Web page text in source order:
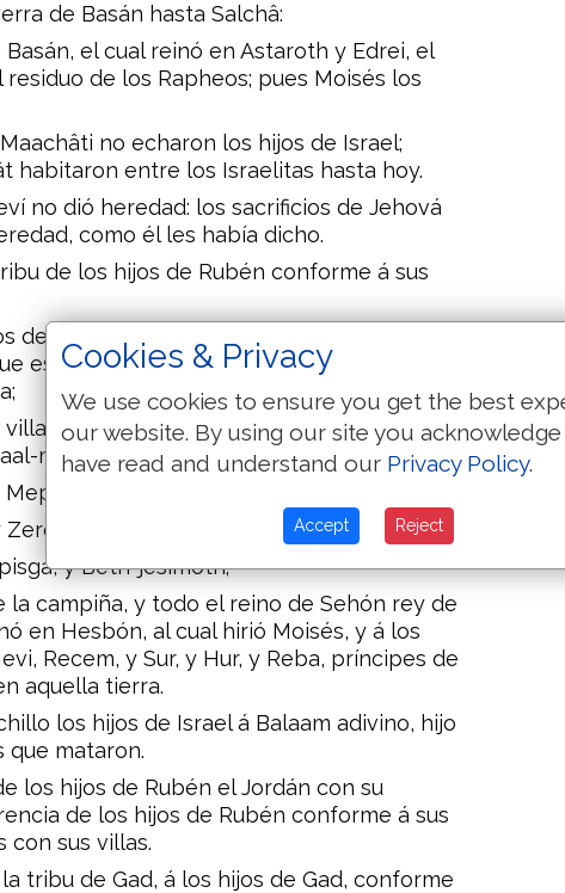
de Basán hasta Salchâ:
el cual reinó en Astaroth y Edrei, el
de los Rapheos; pues Moisés los
no echaron los hijos de Israel;
habitaron entre los Israelitas hasta hoy.
no dió heredad: los sacrificios de Jehová
como él les había dicho.
de los hijos de Rubén conforme á sus
desde Aroer, que está á la orilla del arroyo
está en medio del arroyo, y toda la
que están en la llanura; Dibón, y
meón;
Zerethshahar en el monte del valle;
y Beth-jesimoth;
la campiña, y todo el reino de Sehón rey de
en Hesbón, al cual hirió Moisés, y á los
Recem, y Sur, y Hur, y Reba, príncipes de
aquella tierra.
los hijos de Israel á Balaam adivino, hijo
que mataron.
los hijos de Rubén el Jordán con su
de los hijos de Rubén conforme á sus
con sus villas.
tribu de Gad, á los hijos de Gad, conforme
Cookies & Privacy
We use cookies to ensure you get the best
our website. By using our site you
have read and understand our Privacy Policy.
Accept Reject